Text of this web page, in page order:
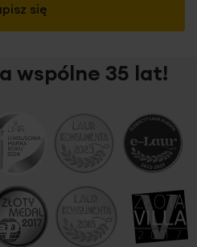
się
wspólne 35 lat!